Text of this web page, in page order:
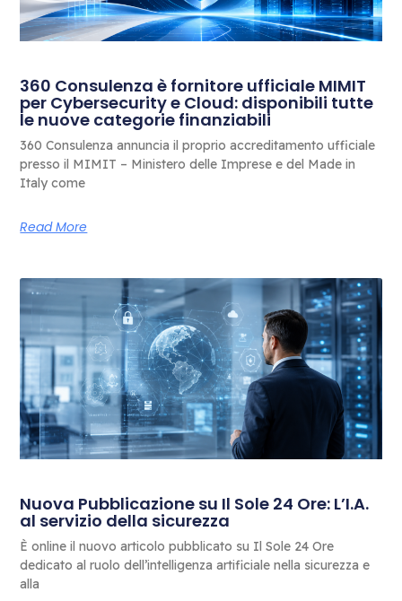
360 Consulenza è fornitore ufficiale MIMIT
per Cybersecurity e Cloud: disponibili tutte
le nuove categorie finanziabili
360 Consulenza annuncia il proprio accreditamento ufficiale
presso il MIMIT – Ministero delle Imprese e del Made in
Italy come
Read More
Nuova Pubblicazione su Il Sole 24 Ore: L’I.A.
al servizio della sicurezza
È online il nuovo articolo pubblicato su Il Sole 24 Ore
dedicato al ruolo dell’intelligenza artificiale nella sicurezza e
alla